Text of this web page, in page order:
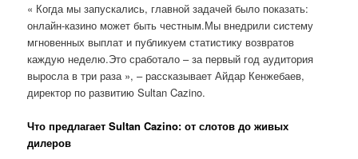
« Когда мы запускались, главной задачей было показать:
онлайн-казино может быть честным.Мы внедрили систему
мгновенных выплат и публикуем статистику возвратов
каждую неделю.Это сработало – за первый год аудитория
выросла в три раза », – рассказывает Айдар Кенжебаев,
директор по развитию Sultan Cazino.
Что предлагает Sultan Cazino: от слотов до живых
дилеров